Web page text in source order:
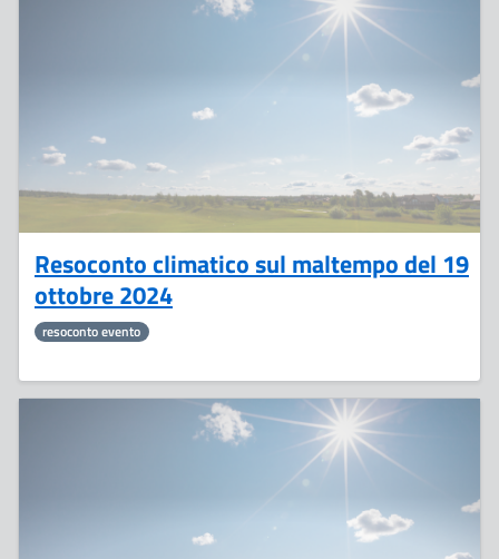
Resoconto climatico sul maltempo del 19
ottobre 2024
resoconto evento